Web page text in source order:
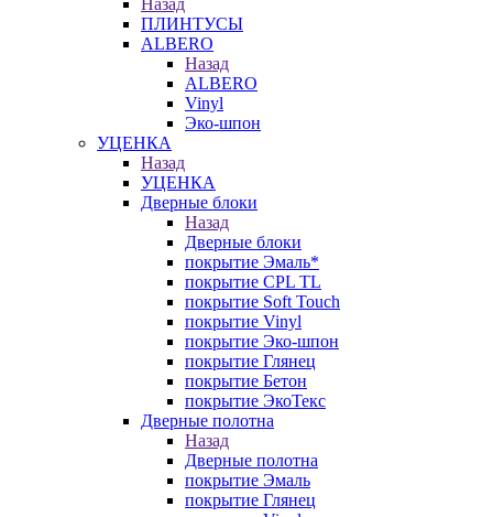
Назад
ПЛИНТУСЫ
ALBERO
Назад
ALBERO
Vinyl
Эко-шпон
УЦЕНКА
Назад
УЦЕНКА
Дверные блоки
Назад
Дверные блоки
покрытие Эмаль*
покрытие CPL TL
покрытие Soft Touch
покрытие Vinyl
покрытие Эко-шпон
покрытие Глянец
покрытие Бетон
покрытие ЭкоТекс
Дверные полотна
Назад
Дверные полотна
покрытие Эмаль
покрытие Глянец